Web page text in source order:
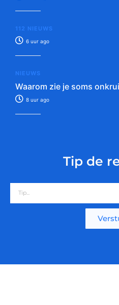
112 NIEUWS
6 uur ago
NIEUWS
Waarom zie je soms
8 uur ago
Tip de